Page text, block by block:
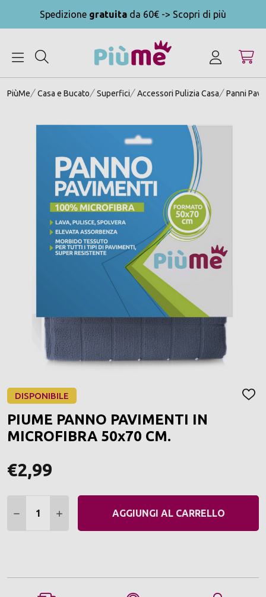
Spedizione gratuita da 60€ -> Scopri di più
PiùMe Casa e Bucato Superfici Accessori Pulizia Casa Panni
DISPONIBILE
PIUME PANNO PAVIMENTI IN
MICROFIBRA 50x70 CM.
€2,99
DIMINUIRE QUANTITÀ:
AUMENTARE QUANTITÀ:
AGGIUNGI AL CARRELLO